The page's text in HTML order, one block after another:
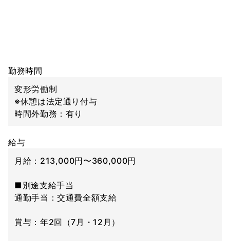
勤務時間
変形労働制
※休憩は法定通り付与
時間外勤務：有り
給与
月給：213,000円〜360,000円
■別途支給手当
通勤手当：交通費全額支給
賞与：年2回（7月・12月）